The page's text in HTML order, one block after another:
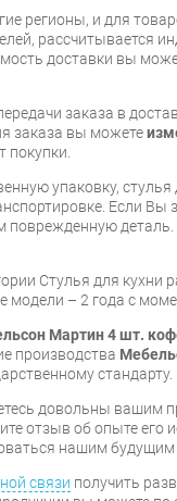
регионы, и для
рассчитывается
доставки вы
заказа в
заказа вы можете
покупки.
упаковку,
Если Вы
поврежденную деталь.
Стулья для кухни
модели – 2 года с
Мартин 4 шт.
производства
стандарту.
довольны вашим
отзыв об опыте его
нашим будущим
связи получить